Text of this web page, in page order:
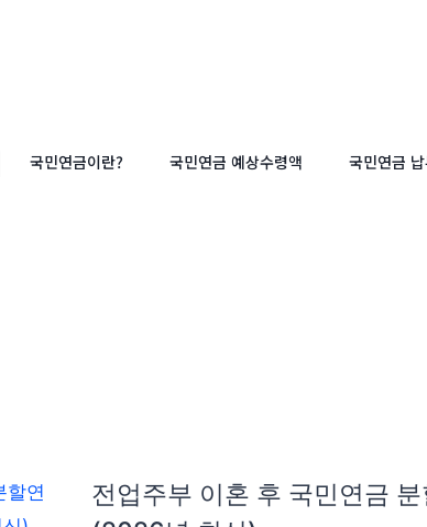
국민연금이란? 국민연금 예상수령액 국민연금
전업주부 이혼 후 국민연금